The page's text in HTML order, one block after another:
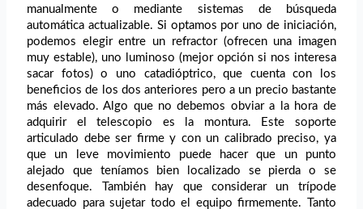
manualmente o mediante sistemas de búsqueda
automática actualizable. Si optamos por uno de iniciación,
podemos elegir entre un refractor (ofrecen una imagen
muy estable), uno luminoso (mejor opción si nos interesa
sacar fotos) o uno catadióptrico, que cuenta con los
beneficios de los dos anteriores pero a un precio bastante
más elevado. Algo que no debemos obviar a la hora de
adquirir el telescopio es la montura. Este soporte
articulado debe ser firme y con un calibrado preciso, ya
que un leve movimiento puede hacer que un punto
alejado que teníamos bien localizado se pierda o se
desenfoque. También hay que considerar un trípode
adecuado para sujetar todo el equipo firmemente. Tanto